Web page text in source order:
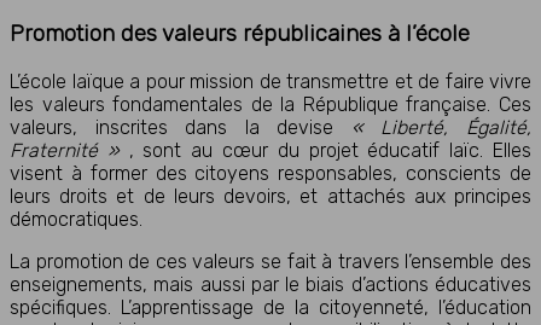
Promotion des valeurs républicaines à l’école
L’école laïque a pour mission de transmettre et de faire vivre
les valeurs fondamentales de la République française. Ces
valeurs, inscrites dans la devise
« Liberté, Égalité,
Fraternité » , sont au cœur du projet éducatif laïc. Elles
visent à former des citoyens responsables, conscients de
leurs droits et de leurs devoirs, et attachés aux principes
démocratiques.
La promotion de ces valeurs se fait à travers l’ensemble des
enseignements, mais aussi par le biais d’actions éducatives
spécifiques. L’apprentissage de la citoyenneté, l’éducation